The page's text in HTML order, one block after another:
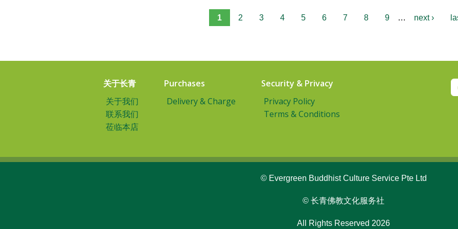
1 2 3 4 5 6 7 8 9 … next ›
关于长青
关于我们
联系我们
莅临本店
Purchases
Delivery & Charge
Security & Privacy
Privacy Policy
Terms & Conditions
© Evergreen Buddhist Culture Service Pte Ltd
© 长青佛教文化服务社
All Rights Reserved 2026